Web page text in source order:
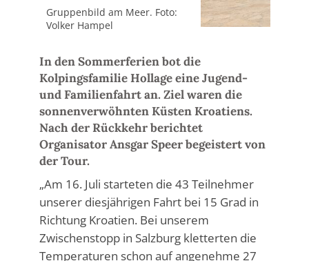
Gruppenbild am Meer. Foto:
Volker Hampel
In den Sommerferien bot die
Kolpingsfamilie Hollage eine Jugend-
und Familienfahrt an. Ziel waren die
sonnenverwöhnten Küsten Kroatiens.
Nach der Rückkehr berichtet
Organisator Ansgar Speer begeistert von
der Tour.
„Am 16. Juli starteten die 43 Teilnehmer
unserer diesjährigen Fahrt bei 15 Grad in
Richtung Kroatien. Bei unserem
Zwischenstopp in Salzburg kletterten die
Temperaturen schon auf angenehme 27